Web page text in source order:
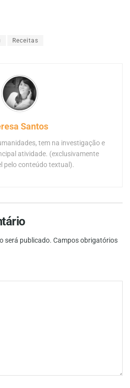
Receitas
Santos
tem na investigação e
atividade. (exclusivamente
pelo conteúdo textual).
será publicado. Campos obrigatórios